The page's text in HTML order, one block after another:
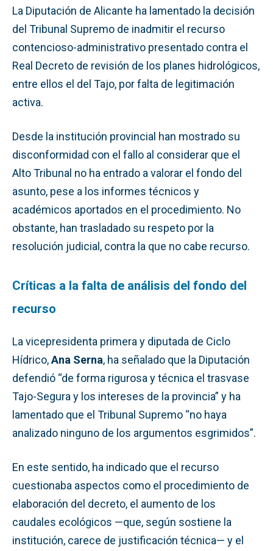
La Diputación de Alicante ha lamentado la decisión
del Tribunal Supremo de inadmitir el recurso
contencioso-administrativo presentado contra el
Real Decreto de revisión de los planes hidrológicos,
entre ellos el del Tajo, por falta de legitimación
activa.
Desde la institución provincial han mostrado su
disconformidad con el fallo al considerar que el
Alto Tribunal no ha entrado a valorar el fondo del
asunto, pese a los informes técnicos y
académicos aportados en el procedimiento. No
obstante, han trasladado su respeto por la
resolución judicial, contra la que no cabe recurso.
Críticas a la falta de análisis del fondo del
recurso
La vicepresidenta primera y diputada de Ciclo
Hídrico,Ana Serna, ha señalado que la Diputación
defendió “de forma rigurosa y técnica el trasvase
Tajo-Segura y los intereses de la provincia” y ha
lamentado que el Tribunal Supremo “no haya
analizado ninguno de los argumentos esgrimidos”.
En este sentido, ha indicado que el recurso
cuestionaba aspectos como el procedimiento de
elaboración del decreto, el aumento de los
caudales ecológicos —que, según sostiene la
institución, carece de justificación técnica— y el